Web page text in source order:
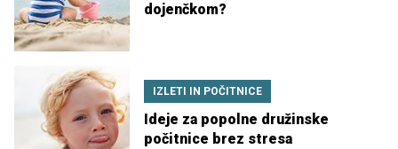
dojenčkom?
IZLETI IN POČITNICE
Ideje za popolne družinske
počitnice brez stresa